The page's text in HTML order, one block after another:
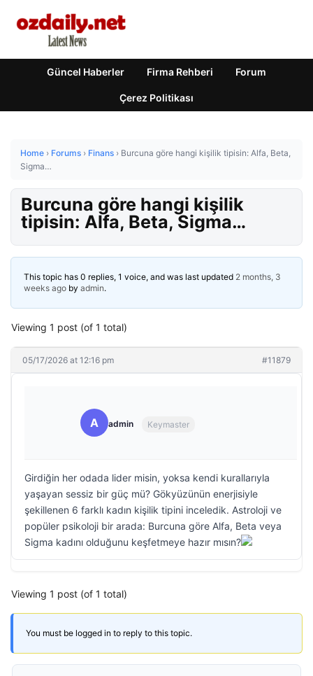
Güncel Haberler Firma Rehberi Forum
Çerez Politikası
Home › Forums › Finans › Burcuna göre hangi kişilik tipisin: Alfa, Beta,
Sigma…
Burcuna göre hangi kişilik
tipisin: Alfa, Beta, Sigma…
This topic has 0 replies, 1 voice, and was last updated 2 months, 3
weeks ago by admin.
Viewing 1 post (of 1 total)
05/17/2026 at 12:16 pm #11879
A admin Keymaster
Girdiğin her odada lider misin, yoksa kendi kurallarıyla
yaşayan sessiz bir güç mü? Gökyüzünün enerjisiyle
şekillenen 6 farklı kadın kişilik tipini inceledik. Astroloji ve
popüler psikoloji bir arada: Burcuna göre Alfa, Beta veya
Sigma kadını olduğunu keşfetmeye hazır mısın?
Viewing 1 post (of 1 total)
You must be logged in to reply to this topic.